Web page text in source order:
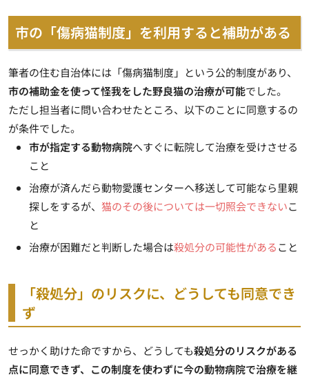
市の「傷病猫制度」を利用すると補助がある
筆者の住む自治体には「傷病猫制度」という公的制度があり、
市の補助金を使って怪我をした野良猫の治療が可能でした。
ただし担当者に問い合わせたところ、以下のことに同意するの
が条件でした。
市が指定する動物病院へすぐに転院して治療を受けさせる
こと
治療が済んだら動物愛護センターへ移送して可能なら里親
探しをするが、 猫のその後については一切照会できないこ
と
治療が困難だと判断した場合は殺処分の可能性があること
「殺処分」のリスクに、どうしても同意でき
ず
せっかく助けた命ですから、どうしても殺処分のリスクがある
点に同意できず、この制度を使わずに今の動物病院で治療を継